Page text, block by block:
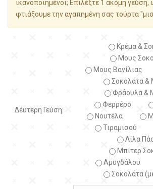
ικανοποιημένοι; Επιλέξτε 1 ακόμη γεύση,
φτιάξουμε την αγαπημένη σας τούρτα
Δέυτερη Γεύση:
Κρέμα &
Μους
Μους Βανίλιας
Σοκολάτα &
Φράουλα &
Φερρέρο
Νουτέλα
Τιραμισού
Λίλα
Μπίτερ
Αμυγδάλου
Σοκολάτα